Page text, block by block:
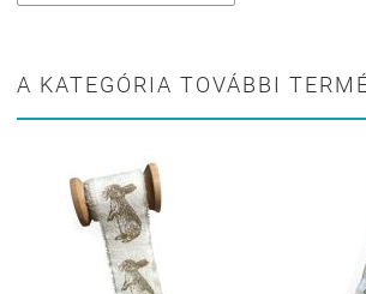
A KATEGÓRIA TOVÁBBI